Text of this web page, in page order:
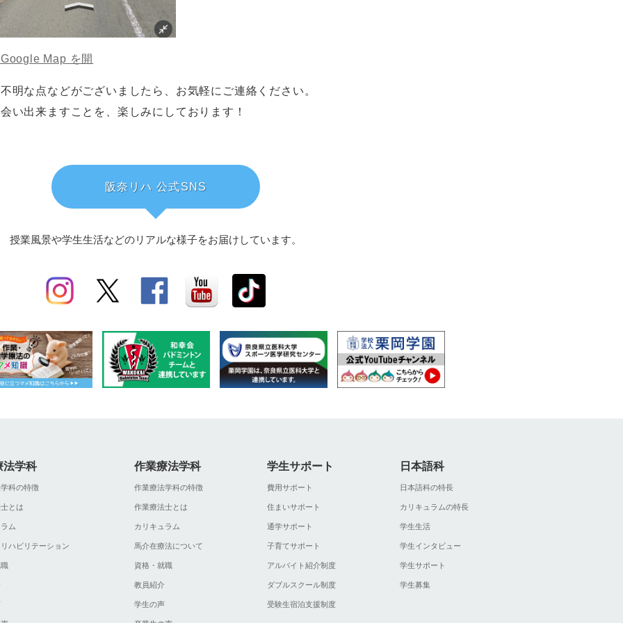
Map を開
明な点などがございましたら、お気軽にご連絡ください。
い出来ますことを、楽しみにしております！
阪奈リハ 公式SNS
授業風景や学生生活などのリアルな様子をお届けしています。
法学科
科の特徴
とは
ム
ハビリテーション
作業療法学科
作業療法学科の特徴
作業療法士とは
カリキュラム
馬介在療法について
資格・就職
教員紹介
学生の声
学生サポート
費用サポート
住まいサポート
通学サポート
子育てサポート
アルバイト紹介制度
ダブルスクール制度
受験生宿泊支援制度
日本語科
日本語科の特長
カリキュラムの特長
学生生活
学生インタビュー
学生サポート
学生募集